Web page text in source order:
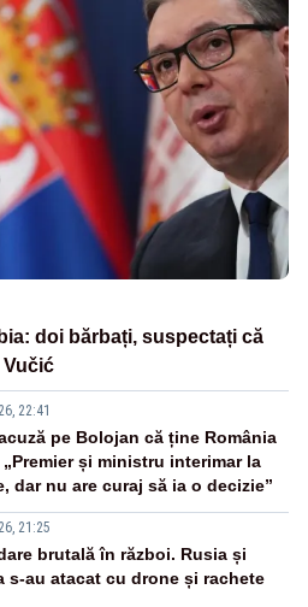
doi bărbați, suspectați că
Vučić
22:41
pe Bolojan că ține România
și ministru interimar la
dar nu are curaj să ia o decizie”
21:25
brutală în război. Rusia și
s-au atacat cu drone și rachete